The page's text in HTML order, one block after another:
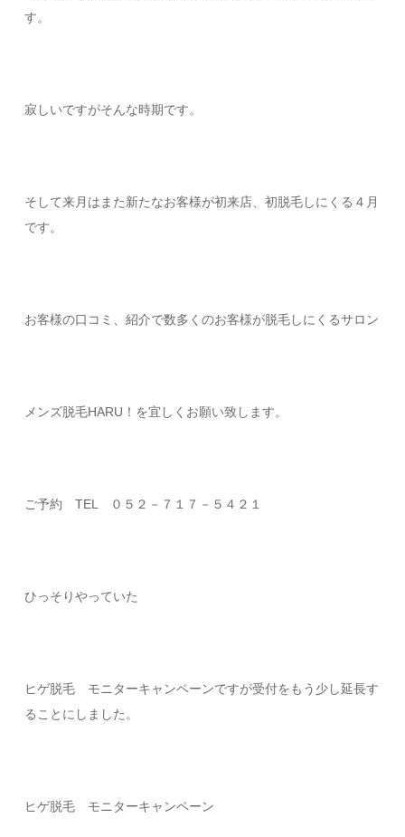
す。
寂しいですがそんな時期です。
そして来月はまた新たなお客様が初来店、初脱毛しにくる４月
です。
お客様の口コミ、紹介で数多くのお客様が脱毛しにくるサロン
メンズ脱毛HARU！を宜しくお願い致します。
ご予約 TEL ０５２－７１７－５４２１
ひっそりやっていた
ヒゲ脱毛 モニターキャンペーンですが受付をもう少し延長す
ることにしました。
ヒゲ脱毛 モニターキャンペーン